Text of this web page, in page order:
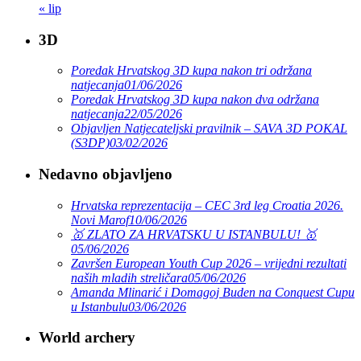
« lip
3D
Poredak Hrvatskog 3D kupa nakon tri održana
natjecanja01/06/2026
Poredak Hrvatskog 3D kupa nakon dva održana
natjecanja22/05/2026
Objavljen Natjecateljski pravilnik – SAVA 3D POKAL
(S3DP)03/02/2026
Nedavno objavljeno
Hrvatska reprezentacija – CEC 3rd leg Croatia 2026.
Novi Marof10/06/2026
🥇 ZLATO ZA HRVATSKU U ISTANBULU! 🥇
05/06/2026
Završen European Youth Cup 2026 – vrijedni rezultati
naših mladih streličara05/06/2026
Amanda Mlinarić i Domagoj Buden na Conquest Cupu
u Istanbulu03/06/2026
World archery